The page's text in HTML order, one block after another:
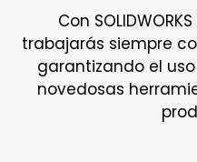
Con
trabajarás siempre
garantizando el
novedosas